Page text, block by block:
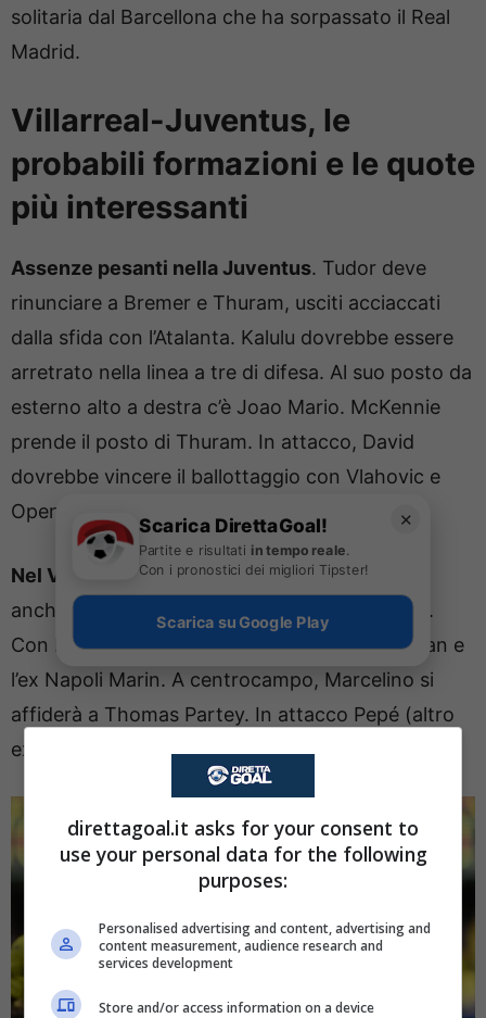
solitaria dal Barcellona che ha sorpassato il Real
Madrid.
Villarreal-Juventus, le
probabili formazioni e le quote
più interessanti
Assenze pesanti nella Juventus. Tudor deve
rinunciare a Bremer e Thuram, usciti acciaccati
dalla sfida con l’Atalanta. Kalulu dovrebbe essere
arretrato nella linea a tre di difesa. Al suo posto da
esterno alto a destra c’è Joao Mario. McKennie
prende il posto di Thuram. In attacco, David
dovrebbe vincere il ballottaggio con Vlahovic e
Openda.
Nel Villarreal in campo alcuni ex Serie A
anche un ex bianconero ovvero Renato Veiga.
Con lui ci saranno anche l’ex interista Buchanan e
l’ex Napoli Marin. A centrocampo, Marcelino si
affiderà a Thomas Partey. In attacco Pepé (altro
ex Arsenal) e il nuovo acquisto Mikautadze.
✕
Scarica DirettaGoal!
Partite e risultati in tempo reale.
Con i pronostici dei migliori Tipster!
Scarica su Google Play
direttagoal.it asks for your consent to
use your personal data for the following
purposes:
Personalised advertising and content, advertising and
content measurement, audience research and
services development
Store and/or access information on a device